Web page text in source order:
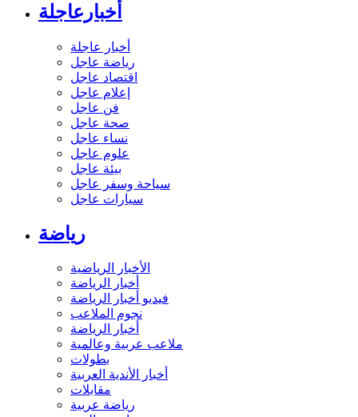
أخبارعاجلة
أخبار عاجلة
رياضة عاجل
اقتصاد عاجل
إعلام عاجل
فن عاجل
صحة عاجل
نساء عاجل
علوم عاجل
بيئة عاجل
سياحة وسفر عاجل
سيارات عاجل
رياضة
الأخبار الرياضية
أخبار الرياضة
فيديو أخبار الرياضة
نجوم الملاعب
أخبار الرياضة
ملاعب عربية وعالمية
بطولات
أخبار الأندية العربية
مقابلات
رياضة عربية